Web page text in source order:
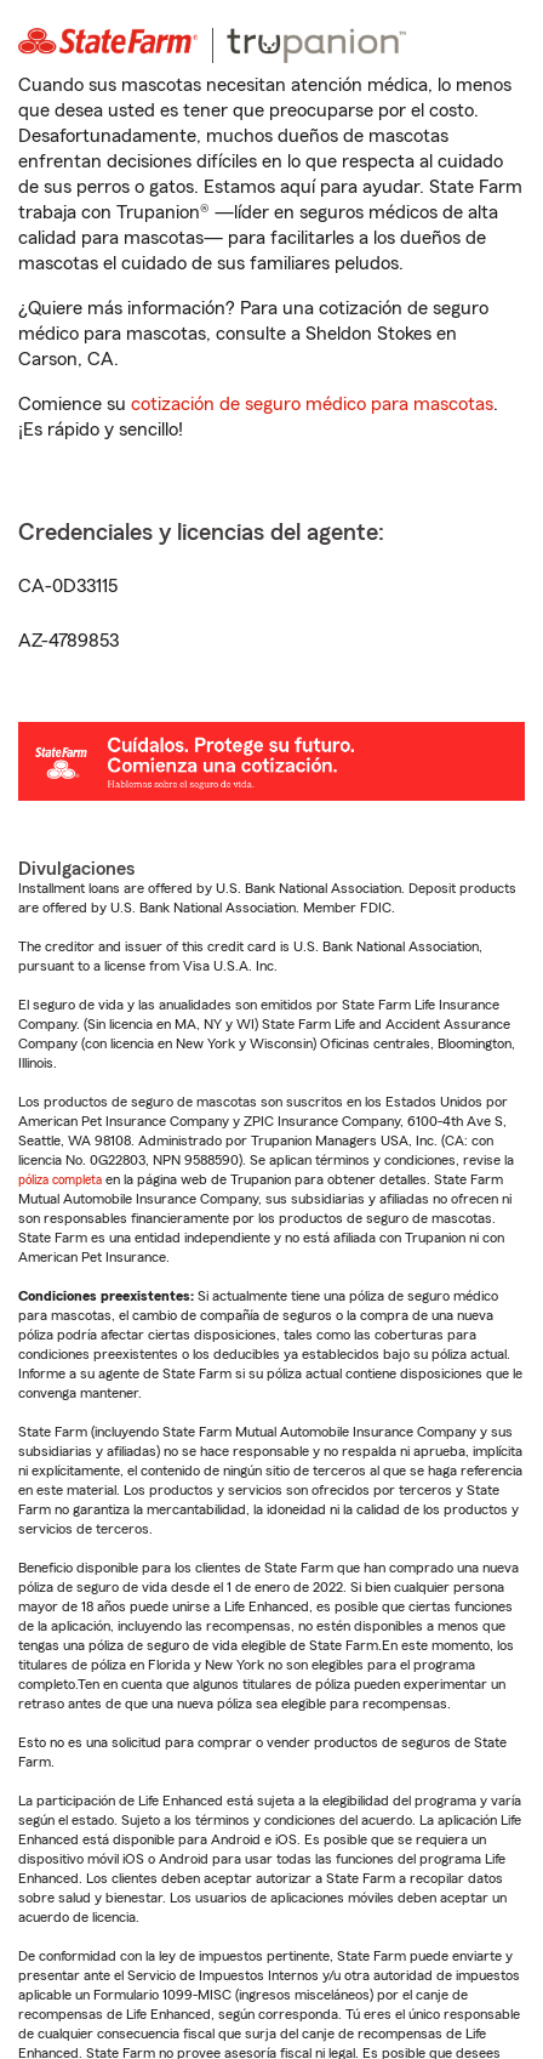
Cuando sus mascotas necesitan atención médica, lo menos
que desea usted es tener que preocuparse por el costo.
Desafortunadamente, muchos dueños de mascotas
enfrentan decisiones difíciles en lo que respecta al cuidado
de sus perros o gatos. Estamos aquí para ayudar. State Farm
trabaja con Trupanion® —líder en seguros médicos de alta
calidad para mascotas— para facilitarles a los dueños de
mascotas el cuidado de sus familiares peludos.
¿Quiere más información? Para una cotización de seguro
médico para mascotas, consulte a Sheldon Stokes en
Carson, CA.
Comience su cotización de seguro médico para mascotas.
¡Es rápido y sencillo!
Credenciales y licencias del agente:
CA-0D33115
AZ-4789853
Divulgaciones
Installment loans are offered by U.S. Bank National Association. Deposit products
are offered by U.S. Bank National Association. Member FDIC.
The creditor and issuer of this credit card is U.S. Bank National Association,
pursuant to a license from Visa U.S.A. Inc.
El seguro de vida y las anualidades son emitidos por State Farm Life Insurance
Company. (Sin licencia en MA, NY y WI) State Farm Life and Accident Assurance
Company (con licencia en New York y Wisconsin) Oficinas centrales, Bloomington,
Illinois.
Los productos de seguro de mascotas son suscritos en los Estados Unidos por
American Pet Insurance Company y ZPIC Insurance Company, 6100-4th Ave S,
Seattle, WA 98108. Administrado por Trupanion Managers USA, Inc. (CA: con
licencia No. 0G22803, NPN 9588590). Se aplican términos y condiciones, revise la
póliza completa en la página web de Trupanion para obtener detalles. State Farm
Mutual Automobile Insurance Company, sus subsidiarias y afiliadas no ofrecen ni
son responsables financieramente por los productos de seguro de mascotas.
State Farm es una entidad independiente y no está afiliada con Trupanion ni con
American Pet Insurance.
Condiciones preexistentes: Si actualmente tiene una póliza de seguro médico
para mascotas, el cambio de compañía de seguros o la compra de una nueva
póliza podría afectar ciertas disposiciones, tales como las coberturas para
condiciones preexistentes o los deducibles ya establecidos bajo su póliza actual.
Informe a su agente de State Farm si su póliza actual contiene disposiciones que le
convenga mantener.
State Farm (incluyendo State Farm Mutual Automobile Insurance Company y sus
subsidiarias y afiliadas) no se hace responsable y no respalda ni aprueba, implícita
ni explícitamente, el contenido de ningún sitio de terceros al que se haga referencia
en este material. Los productos y servicios son ofrecidos por terceros y State
Farm no garantiza la mercantabilidad, la idoneidad ni la calidad de los productos y
servicios de terceros.
Beneficio disponible para los clientes de State Farm que han comprado una nueva
póliza de seguro de vida desde el 1 de enero de 2022. Si bien cualquier persona
mayor de 18 años puede unirse a Life Enhanced, es posible que ciertas funciones
de la aplicación, incluyendo las recompensas, no estén disponibles a menos que
tengas una póliza de seguro de vida elegible de State Farm.En este momento, los
titulares de póliza en Florida y New York no son elegibles para el programa
completo.Ten en cuenta que algunos titulares de póliza pueden experimentar un
retraso antes de que una nueva póliza sea elegible para recompensas.
Esto no es una solicitud para comprar o vender productos de seguros de State
Farm.
La participación de Life Enhanced está sujeta a la elegibilidad del programa y varía
según el estado. Sujeto a los términos y condiciones del acuerdo. La aplicación Life
Enhanced está disponible para Android e iOS. Es posible que se requiera un
dispositivo móvil iOS o Android para usar todas las funciones del programa Life
Enhanced. Los clientes deben aceptar autorizar a State Farm a recopilar datos
sobre salud y bienestar. Los usuarios de aplicaciones móviles deben aceptar un
acuerdo de licencia.
De conformidad con la ley de impuestos pertinente, State Farm puede enviarte y
presentar ante el Servicio de Impuestos Internos y/u otra autoridad de impuestos
aplicable un Formulario 1099-MISC (ingresos misceláneos) por el canje de
recompensas de Life Enhanced, según corresponda. Tú eres el único responsable
de cualquier consecuencia fiscal que surja del canje de recompensas de Life
Enhanced. State Farm no provee asesoría fiscal ni legal. Es posible que desees